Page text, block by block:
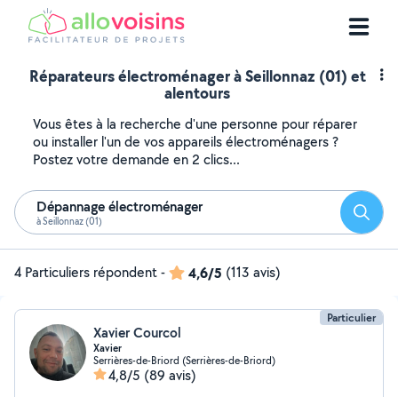
Réparateurs électroménager à Seillonnaz (01) et
alentours
Vous êtes à la recherche d'une personne pour réparer
ou installer l'un de vos appareils électroménagers ?
Postez votre demande en 2 clics...
Dépannage électroménager
à Seillonnaz (01)
4 Particuliers répondent- 4,6/5 (113 avis)
Particulier
Xavier Courcol
Xavier
Serrières-de-Briord (Serrières-de-Briord)
4,8/5 (89 avis)